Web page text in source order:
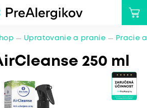
Upratovanie a pranie Pracie
250 ml